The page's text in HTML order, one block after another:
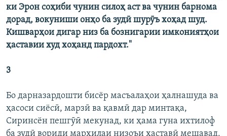
ки Эрон соҳиби чунин силоҳ аст ва чунин барнома
дорад, вокуниши онҳо ба зудӣ шурӯъ хоҳад шуд.
Кишварҳои дигар низ ба бознигарии имкониятҳои
ҳаставии худ хоҳанд пардохт."
3
Бо дарназардошти бисёр масъалаҳои ҳалнашуда ва
ҳасоси сиёсӣ, марзӣ ва қавмӣ дар минтақа,
Сиринсён пешгӯӣ мекунад, ки ҳама гуна ихтилоф
ба зудӣ вориди марҳилаи низоъи ҳаставӣ мешавад.